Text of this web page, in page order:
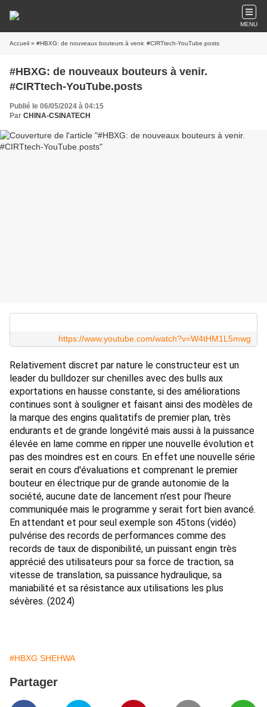
MENU
Accueil » #HBXG: de nouveaux bouteurs à venir. #CIRTtech-YouTube.posts
#HBXG: de nouveaux bouteurs à venir.
#CIRTtech-YouTube.posts
Publié le 06/05/2024 à 04:15
Par CHINA-CSINATECH
https://www.youtube.com/watch?v=W4tHM1L5mwg
Relativement discret par nature le constructeur est un
leader du bulldozer sur chenilles avec des bulls aux
exportations en hausse constante, si des améliorations
continues sont à souligner et faisant ainsi des modèles de
la marque des engins qualitatifs de premier plan, très
endurants et de grande longévité mais aussi à la puissance
élevée en lame comme en ripper une nouvelle évolution et
pas des moindres est en cours. En effet une nouvelle série
serait en cours d'évaluations et comprenant le premier
bouteur en électrique pur de grande autonomie de la
société, aucune date de lancement n'est pour l'heure
communiquée mais le programme y serait fort bien avancé.
En attendant et pour seul exemple son 45tons (vidéo)
pulvérise des records de performances comme des
records de taux de disponibilité, un puissant engin très
apprécié des utilisateurs pour sa force de traction, sa
vitesse de translation, sa puissance hydraulique, sa
maniabilité et sa résistance aux utilisations les plus
sévères. (2024)
#HBXG SHEHWA
Partager